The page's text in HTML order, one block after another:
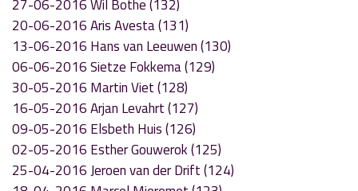
27-06-2016 Wil Bothe (132)
20-06-2016 Aris Avesta (131)
13-06-2016 Hans van Leeuwen (130)
06-06-2016 Sietze Fokkema (129)
30-05-2016 Martin Viet (128)
16-05-2016 Arjan Levahrt (127)
09-05-2016 Elsbeth Huis (126)
02-05-2016 Esther Gouwerok (125)
25-04-2016 Jeroen van der Drift (124)